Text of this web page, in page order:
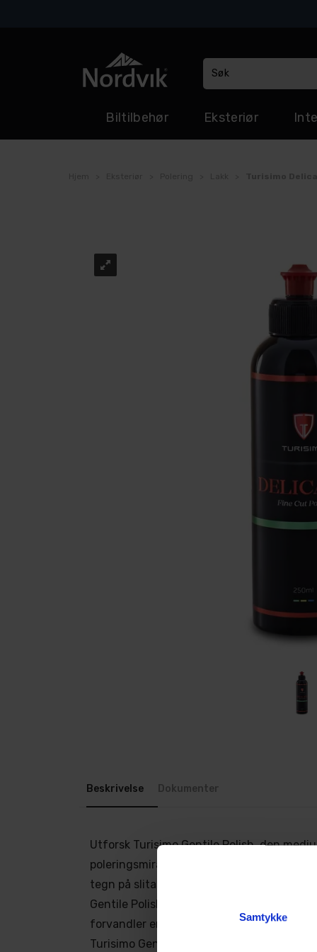
Samtykke
Biltilbehør Eksteriør
Beskrivelse Dokumenter
Utforsk Turisimo Gentile Polish, den
poleringsmirakelen som fjerner moderat
tegn på slitasje, og gir din kjøretøyslakk en
Gentile Polish takler riper helt ned til
forvandler en rekke bruksmerker til en
Turisimo Gentile Polish gir deg rikelig